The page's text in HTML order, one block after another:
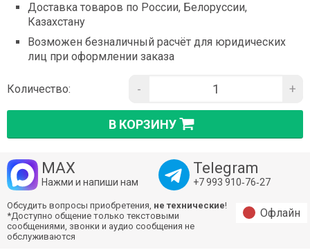
Доставка товаров по России, Белоруссии,
Казахстану
Возможен безналичный расчёт для юридических
лиц при оформлении заказа
Количество: - +
В КОРЗИНУ
MAX
Нажми и напиши нам
Telegram
+7 993 910‑76‑27
Обсудить вопросы приобретения, не технические!
*Доступно общение только текстовыми
сообщениями, звонки и аудио сообщения не
обслуживаются
Офлайн